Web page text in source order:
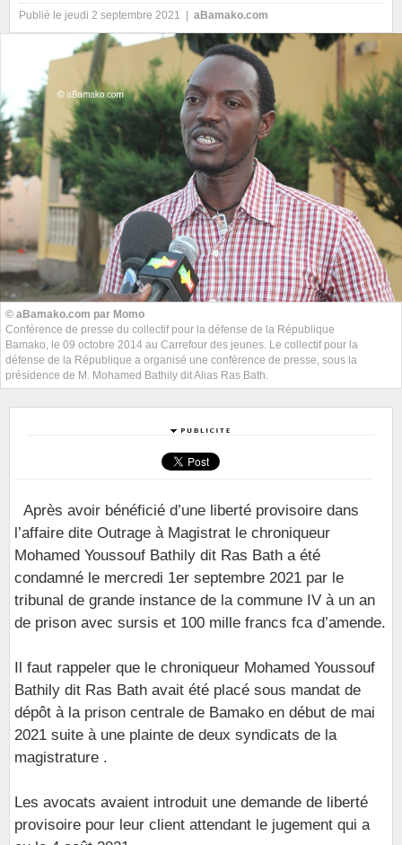
Publié le jeudi 2 septembre 2021 | aBamako.com
© aBamako.com par Momo
Conférence de presse du collectif pour la défense de la République
Bamako, le 09 octobre 2014 au Carrefour des jeunes. Le collectif pour la
défense de la République a organisé une conférence de presse, sous la
présidence de M. Mohamed Bathily dit Alias Ras Bath.
Après avoir bénéficié d’une liberté provisoire dans
l’affaire dite Outrage à Magistrat le chroniqueur
Mohamed Youssouf Bathily dit Ras Bath a été
condamné le mercredi 1er septembre 2021 par le
tribunal de grande instance de la commune IV à un an
de prison avec sursis et 100 mille francs fca d’amende.
Il faut rappeler que le chroniqueur Mohamed Youssouf
Bathily dit Ras Bath avait été placé sous mandat de
dépôt à la prison centrale de Bamako en début de mai
2021 suite à une plainte de deux syndicats de la
magistrature .
Les avocats avaient introduit une demande de liberté
provisoire pour leur client attendant le jugement qui a